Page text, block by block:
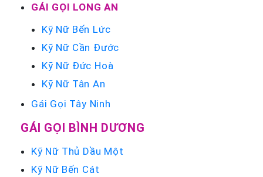
GÁI GỌI LONG AN
Kỹ Nữ Bến Lức
Kỹ Nữ Cần Đước
Kỹ Nữ Đức Hoà
Kỹ Nữ Tân An
Gái Gọi Tây Ninh
GÁI GỌI BÌNH DƯƠNG
Kỹ Nữ Thủ Dầu Một
Kỹ Nữ Bến Cát